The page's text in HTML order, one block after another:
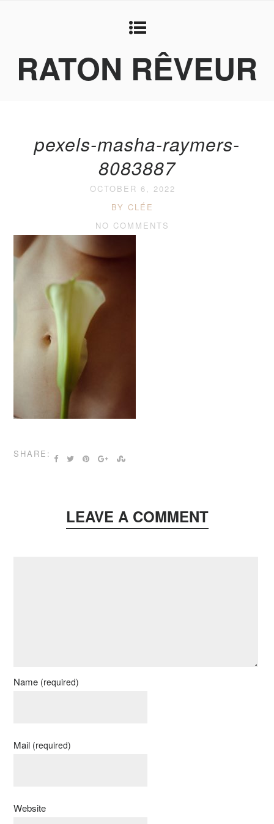
RATON RÊVEUR
pexels-masha-raymers-
8083887
OCTOBER 6, 2022
BY CLÉE
NO COMMENTS
SHARE:
LEAVE A COMMENT
Name (required)
Mail (required)
Website